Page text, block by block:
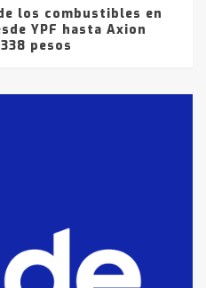
los combustibles en
YPF hasta Axion
pesos
por
de drogas en la